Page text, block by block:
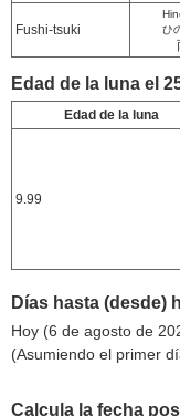
Fushi-tsuki
ひ
Edad de la luna el
Edad de la luna
9.99
Días hasta (desde)
Hoy (6 de agosto de
(Asumiendo el primer
Calcula la fecha